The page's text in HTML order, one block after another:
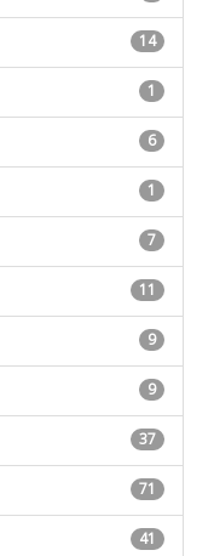
14
1
6
1
7
11
9
9
37
71
41